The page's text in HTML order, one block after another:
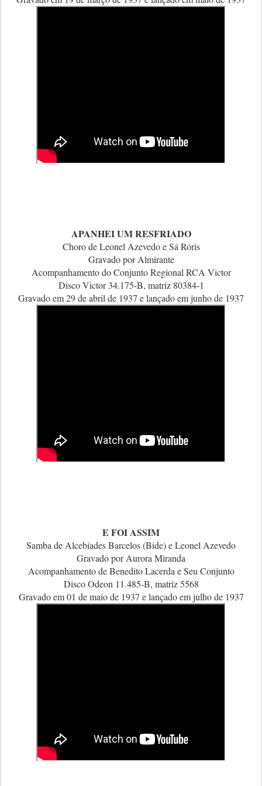
APANHEI UM RESFRIADO
Choro de Leonel Azevedo e Sá Róris
Gravado por Almirante
Acompanhamento do Conjunto Regional RCA Victor
Disco Victor 34.175-B, matriz 80384-1
Gravado em 29 de abril de 1937 e lançado em junho de 1937
E FOI ASSIM
Samba de Alcebíades Barcelos (Bide) e Leonel Azevedo
Gravado por Aurora Miranda
Acompanhamento de Benedito Lacerda e Seu Conjunto
Disco Odeon 11.485-B, matriz 5568
Gravado em 01 de maio de 1937 e lançado em julho de 1937